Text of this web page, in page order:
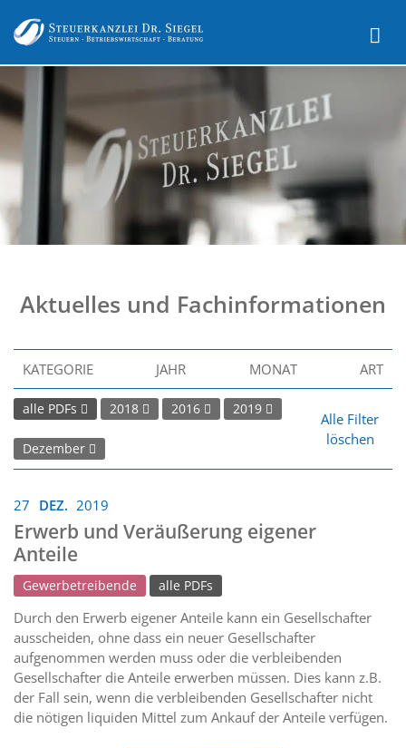
Aktuelles und Fachinformationen
KATEGORIE JAHR MONAT ART
alle PDFs 2018 2016 2019
Dezember
Alle Filter
löschen
27 DEZ. 2019
Erwerb und Veräußerung eigener
Anteile
Gewerbetreibende alle PDFs
Durch den Erwerb eigener Anteile kann ein Gesellschafter
ausscheiden, ohne dass ein neuer Gesellschafter
aufgenommen werden muss oder die verbleibenden
Gesellschafter die Anteile erwerben müssen. Dies kann z.B.
der Fall sein, wenn die verbleibenden Gesellschafter nicht
die nötigen liquiden Mittel zum Ankauf der Anteile verfügen.